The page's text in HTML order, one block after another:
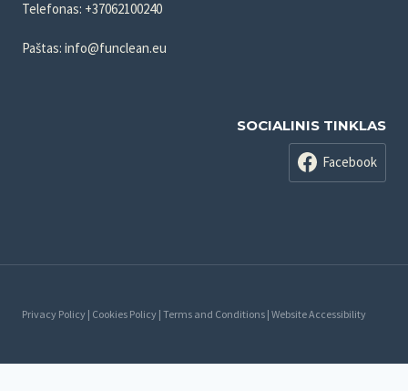
Telefonas: +37062100240
Paštas: info@funclean.eu
SOCIALINIS TINKLAS
Facebook
Privacy Policy | Cookies Policy | Terms and Conditions | Website Accessibility